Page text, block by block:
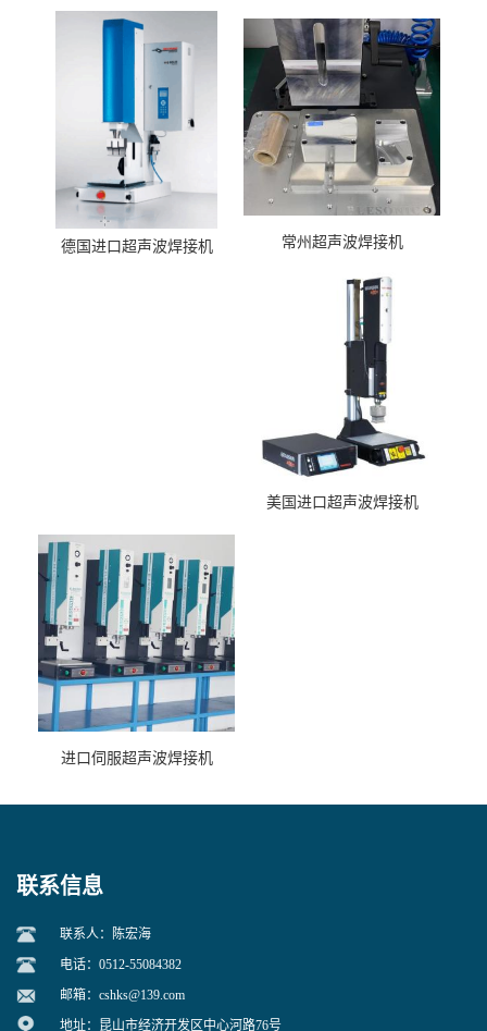
德国进口超声波焊接机 常州超声波焊接机
美国进口超声波焊接机
进口伺服超声波焊接机
联系信息
联系人：陈宏海
电话：0512-55084382
邮箱： cshks@139.com
地址：昆山市经济开发区中心河路76号